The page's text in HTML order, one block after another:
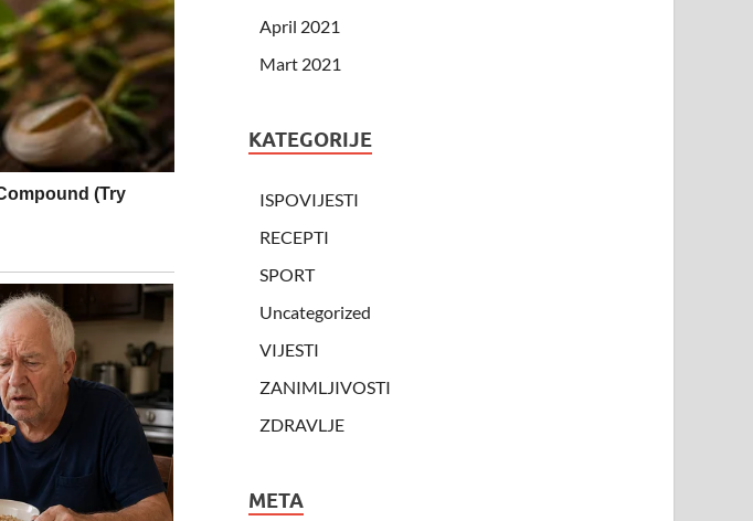
April 2021
Mart 2021
KATEGORIJE
ISPOVIJESTI
RECEPTI
SPORT
Uncategorized
VIJESTI
ZANIMLJIVOSTI
ZDRAVLJE
META